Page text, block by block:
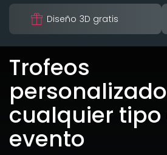
Diseño 3D gratis
Trofeos
cualquier tipo
evento